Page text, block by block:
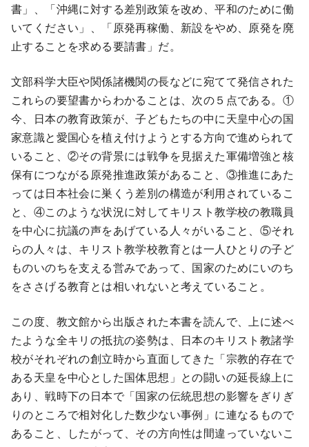
書」、「沖縄に対する差別政策を改め、平和のために働
いてください」、「原発再稼働、新設をやめ、原発を廃
止することを求める要請書」だ。
文部科学大臣や関係諸機関の長などに宛てて発信された
これらの要望書からわかることは、次の５点である。①
今、日本の教育政策が、子どもたちの中に天皇中心の国
家意識と愛国心を植え付けようとする方向で進められて
いること、②その背景には戦争を見据えた軍備増強と核
保有につながる原発推進政策があること、③推進にあた
っては日本社会に巣くう差別の構造が利用されているこ
と、④このような状況に対してキリスト教学校の教職員
を中心に抗議の声をあげている人々がいること、⑤それ
らの人々は、キリスト教学校教育とは一人ひとりの子ど
ものいのちを支える営みであって、国家のためにいのち
をささげる教育とは相いれないと考えていること。
この度、教文館から出版された本書を読んで、上に述べ
たような全キリの抵抗の姿勢は、日本のキリスト教諸学
校がそれぞれの創立時から直面してきた「宗教的存在で
ある天皇を中心とした国体思想」との闘いの延長線上に
あり、戦時下の日本で「国家の伝統思想の影響をぎりぎ
りのところで相対化した数少ない事例」に連なるもので
あること、したがって、その方向性は間違っていないこ